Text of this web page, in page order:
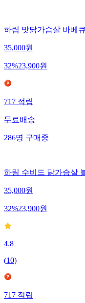
하림 맛닭가슴살 바베
35,000원
32%23,900원
717적립
무료배송
286명구매중
하림 수비드 닭가슴살
35,000원
32%23,900원
4.8
(10)
717적립